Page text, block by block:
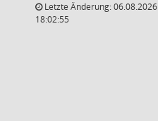
Letzte Änderung: 06.08.2026
18:02:55